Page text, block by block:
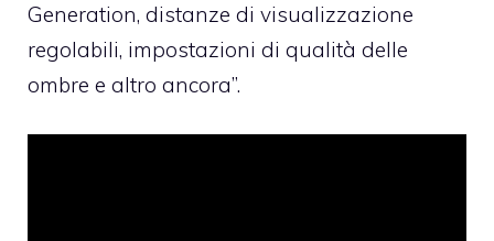
Generation, distanze di visualizzazione
regolabili, impostazioni di qualità delle
ombre e altro ancora”.